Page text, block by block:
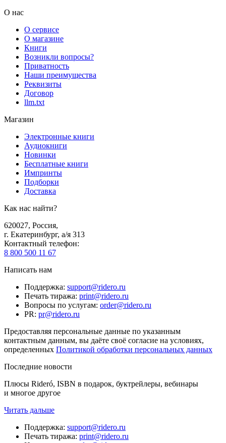
О нас
О сервисе
О магазине
Книги
Возникли вопросы?
Приватность
Наши преимущества
Реквизиты
Договор
llm.txt
Магазин
Электронные книги
Аудиокниги
Новинки
Бесплатные книги
Импринты
Подборки
Доставка
Как нас найти?
620027, Россия,
г. Екатеринбург, а/я 313
Контактный телефон:
8 800 500 11 67
Написать нам
Поддержка: support@ridero.ru
Печать тиража: print@ridero.ru
Вопросы по услугам: order@ridero.ru
PR: pr@ridero.ru
Предоставляя персональные данные по указанным
контактным данным, вы даёте своё согласие на условиях,
определенных Политикой обработки персональных данных
Последние новости
Плюсы Rideró, ISBN в подарок, буктрейлеры, вебинары
и многое другое
Читать дальше
Поддержка: support@ridero.ru
Печать тиража: print@ridero.ru